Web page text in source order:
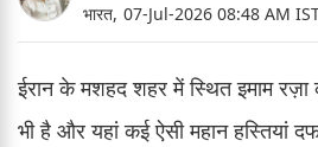
भारत, 07-Jul-2026 08:48 AM
ईरान के मशहद शहर में स्थित इमाम
भी है और यहां कई ऐसी महान हस्तियां